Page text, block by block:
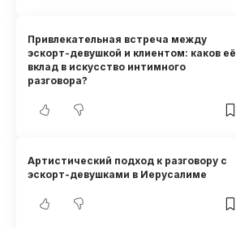
Привлекательная встреча между
эскорт-девушкой и клиентом: каков её
вклад в искусство интимного
разговора?
Артистический подход к разговору с
эскорт-девушками в Иерусалиме